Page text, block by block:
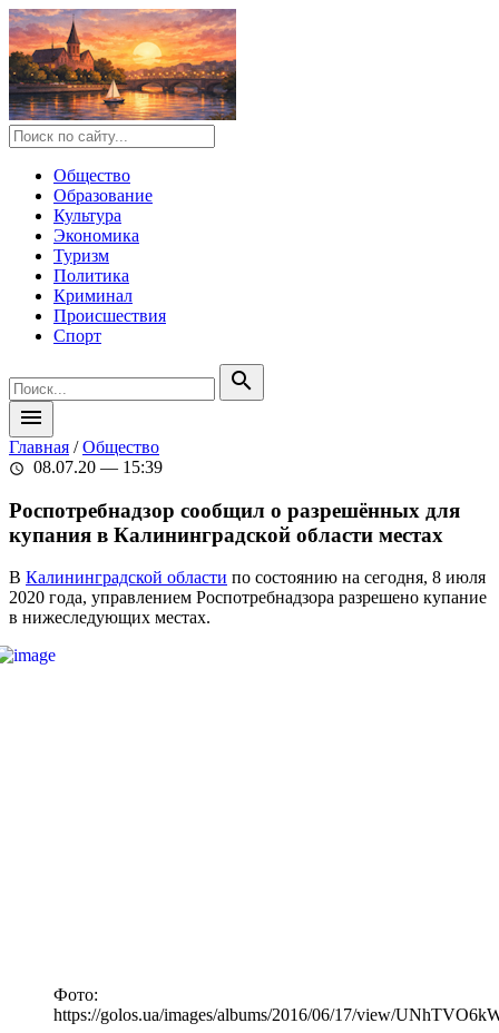
Общество
Образование
Культура
Экономика
Туризм
Политика
Криминал
Происшествия
Спорт
search
menu
Главная /Общество
schedule 08.07.20 — 15:39
Роспотребнадзор сообщил о разрешённых для
купания в Калининградской области местах
В Калининградской области по состоянию на сегодня, 8 июля
2020 года, управлением Роспотребнадзора разрешено купание
в нижеследующих местах.
Фото:
https://golos.ua/images/albums/2016/06/17/view/